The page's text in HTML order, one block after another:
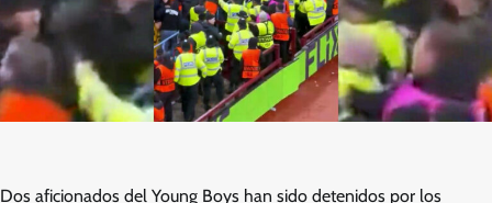
Dos aficionados del Young Boys han sido detenidos por los